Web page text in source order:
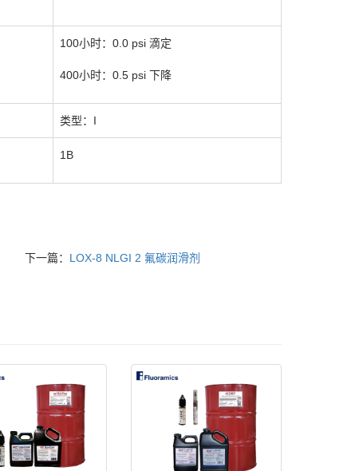
100小时：0.0 psi 滴定
400小时：0.5 psi 下降
类型：I
1B
下一篇： LOX-8 NLGI 2 氟碳润滑剂